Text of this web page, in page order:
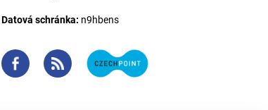
Datová schránka: n9hbens